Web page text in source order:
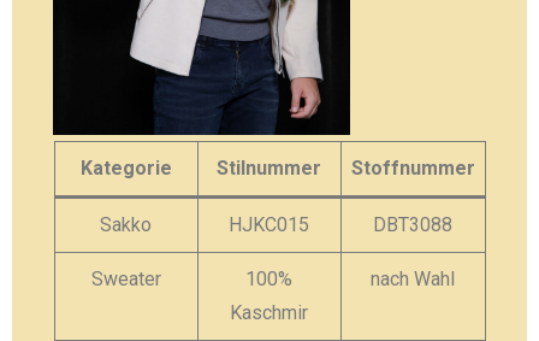
Kategorie Stilnummer Stoffnummer
Sakko HJKC015 DBT3088
Sweater
100%
Kaschmir
nach Wahl